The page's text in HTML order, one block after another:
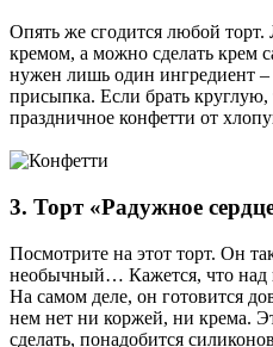
Опять же сгодится любой
кремом, а можно сделать крем
нужен лишь один ингредиент –
присыпка. Если брать круглую,
праздничное конфетти от
3. Торт «Радужное
Посмотрите на этот торт. Он
необычный… Кажется, что над
На самом деле, он готовится
нем нет ни коржей, ни крема.
сделать, понадобится